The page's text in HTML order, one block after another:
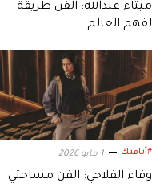
ميثاء عبدالله: الفن طريقة
لفهم العالم
#أناقتك 1 مايو 2026
وفاء الفلاحي: الفن مساحتي